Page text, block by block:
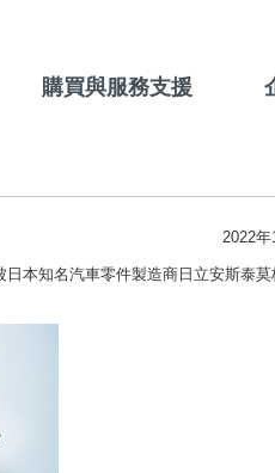
購買與服務支援
2022年
本知名汽車零件製造商日立安斯泰莫